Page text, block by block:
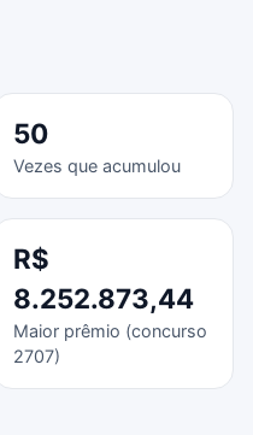
50
Vezes que acumulou
R$
8.252.873,44
Maior prêmio (concurso
2707)